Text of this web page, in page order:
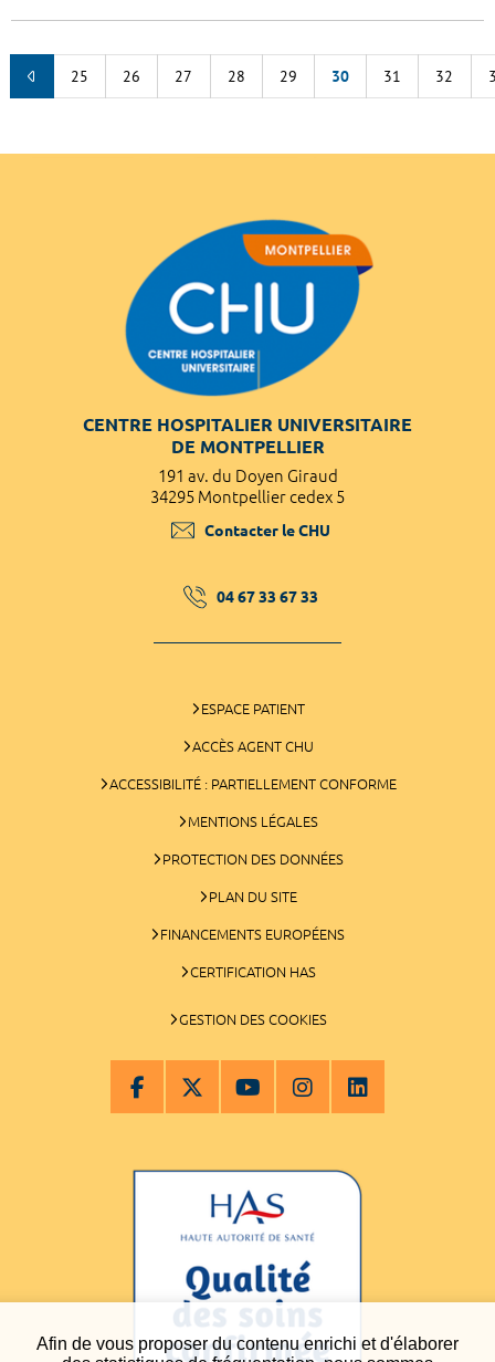
Afin de vous proposer du contenu enrichi et d'élaborer
25 26 27 28 29 30 31 32
CENTRE HOSPITALIER UNIVERSITAIRE
DE MONTPELLIER
191 av. du Doyen Giraud
34295 Montpellier cedex 5
Contacter le CHU
04 67 33 67 33
ESPACE PATIENT
ACCÈS AGENT CHU
ACCESSIBILITÉ : PARTIELLEMENT CONFORME
MENTIONS LÉGALES
PROTECTION DES DONNÉES
PLAN DU SITE
FINANCEMENTS EUROPÉENS
CERTIFICATION HAS
GESTION DES COOKIES